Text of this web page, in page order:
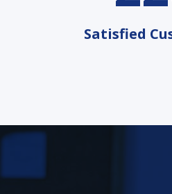
Satisfied